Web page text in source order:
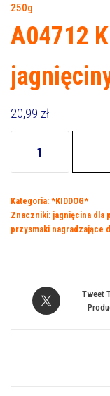
250g
A04712
20,99 zł
A04712
KIDDOG
z
jagnięciny
Kategoria: *KIDDOG*
Znaczniki: jagnięcina dla
przysmaki nagradzające
Tweet